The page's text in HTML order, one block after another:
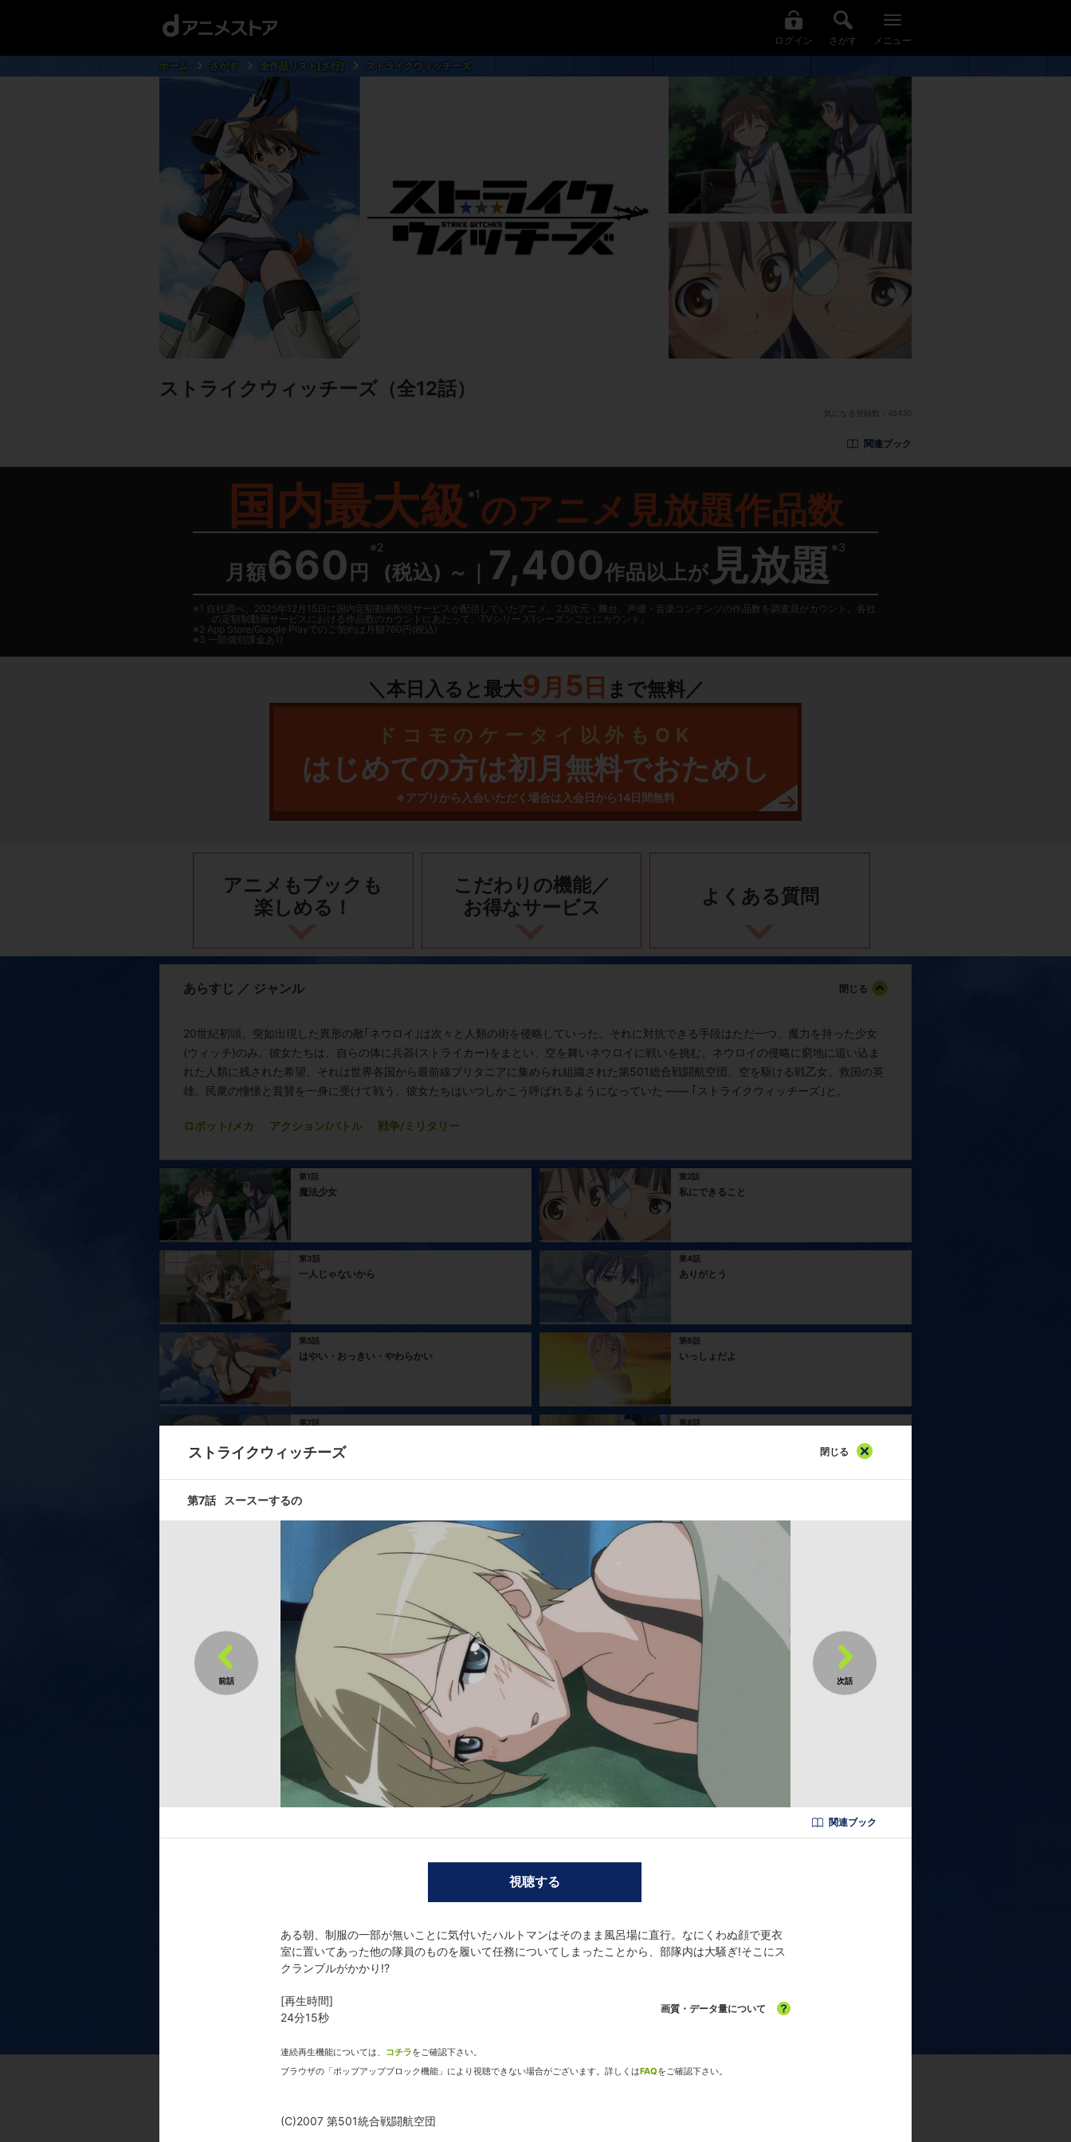
ログイン さがす メニュー
ホーム さがす 全作品リスト[さ行] ストライクウィッチーズ
ストライクウィッチーズ （全12話）
気になる登録数： 45430
関連ブック
国内最大級 ※1 のアニメ見放題作品数
月額660 円
※2
(税込) ～ 7,400作品以上が 見放題 ※3
1 自社調べ。2025年12月15日に国内定額動画配信サービスが配信していたアニメ、2.5次元・舞台、声優・音楽コンテンツの作品数を調査員がカウント。各社
の定額制動画サービスにおける作品数のカウントにあたって、TVシリーズ1シーズンごとにカウント。
2 App Store/Google Playでのご契約は月額760円(税込)
3 一部個別課金あり
＼本日入ると最大9月 5 日 まで無料／
ドコモのケータイ以外もOK
はじめての方は初月無料でおためし
※アプリから入会いただく場合は入会日から14日間無料
アニメもブックも
楽しめる！
こだわりの機能／
お得なサービス
よくある質問
あらすじ ／ ジャンル
20世紀初頭。突如出現した異形の敵｢ネウロイ｣は次々と人類の街を侵略していった。それに対抗できる手段はただ一つ、魔力を持った少女
(ウィッチ)のみ。彼女たちは、自らの体に兵器(ストライカー)をまとい、空を舞いネウロイに戦いを挑む。ネウロイの侵略に窮地に追い込ま
れた人類に残された希望、それは世界各国から最前線ブリタニアに集められ組織された第501総合戦闘航空団。空を駆ける戦乙女。救国の英
雄。民衆の憧憬と賞賛を一身に受けて戦う。彼女たちはいつしかこう呼ばれるようになっていた ―― ｢ストライクウィッチーズ｣と。
ロボット/メカ アクション/バトル 戦争/ミリタリー
第1話
魔法少女
第2話
私にできること
第3話
一人じゃないから
第4話
ありがとう
第5話
はやい・おっきい・やわらかい
第6話
いっしょだよ
第7話 第8話
第9話
守りたいもの 信じてほしい
第11話
空へ…
第12話
ストライクウィッチーズ
キャスト ／ スタッフ
宮藤芳佳:福圓美里／坂本美緒:千葉紗子／リネット・ビショップ:名塚佳織／ぺリーヌ・クロステルマン:沢城みゆき／ミーナ・ディートリン
デ・ヴィルケ:田中理恵／ゲルトルート・バルクホルン:園崎未恵／エーリカ・ハルトマン:野川さくら／フランチェスカ・ルッキーニ:斎藤千和
／シャーロット・E・イェーガー:小清水亜美／サーニャ・V・リトヴャク:門脇舞以／エイラ・イルマタル・ユーティライネン:仲井絵里香
ーズ構成:ストライカーユニット／世界観設定・軍事考証:鈴木貴昭／キャラクターデザイン原案:島田フミカネ／アニメキャラクターデザイン:
高村和宏／メカ総作監:寺尾洋之／キャラ総作監:山川宏治,平田雄三／美術監督:小倉宏昌(小倉工房)／美術設定:松本浩樹(スタジオイースター)
／カラーデザイン:甲斐けいこ,池田ひとみ／撮影監督:江間常高／編集:三嶋章紀／音響監督:吉田知弘／音楽:長岡成貢／音楽プロデューサー:植
恒雄,原田由佳／アニメーション制作:ゴンゾ／製作:第501統合戦闘航空団
(C)2007 第501統合戦闘航空団
dアニメストアなら
ストライクウィッチーズ 閉じる
第7話 スースーするの
関連ブック
視聴する
ある朝、制服の一部が無いことに気付いたハルトマンはそのまま風呂場に直行。なにくわぬ顔で更衣
室に置いてあった他の隊員のものを履いて任務についてしまったことから、部隊内は大騒ぎ!そこにス
クランブルがかかり!?
[再生時間]
24分15秒
画質・データ量について
連続再生機能については、 コチラをご確認下さい。
ブラウザの「ポップアップブロック機能」により視聴できない場合がございます。詳しくはFAQをご確認下さい。
(C)2007 第501統合戦闘航空団